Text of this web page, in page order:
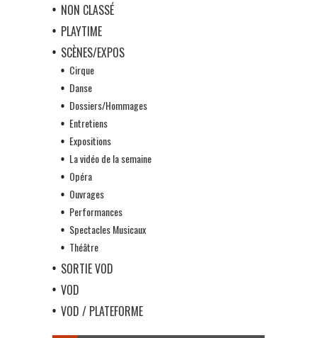
NON CLASSÉ
PLAYTIME
SCÈNES/EXPOS
Cirque
Danse
Dossiers/Hommages
Entretiens
Expositions
La vidéo de la semaine
Opéra
Ouvrages
Performances
Spectacles Musicaux
Théâtre
SORTIE VOD
VOD
VOD / PLATEFORME